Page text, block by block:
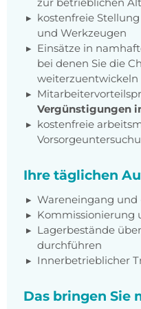
zur betrieblichen
kostenfreie
und Werkzeugen
Einsätze in
bei denen Sie die
weiterzuentwickeln
Vergünstigungen
kostenfreie
Ihre täglichen
Wareneingang und
Kommissionierung
Lagerbestände
durchführen
Innerbetrieblicher
Das bringen Sie